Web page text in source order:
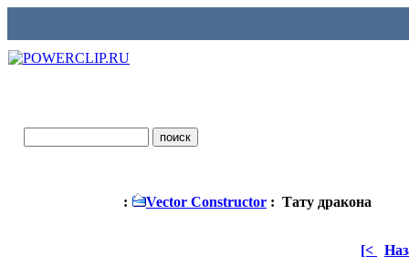
: Vector Constructor : Тату дракона
[<